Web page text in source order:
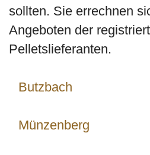
sollten. Sie errechnen
Angeboten der
Pelletslieferanten.
Butzbach
Münzenberg